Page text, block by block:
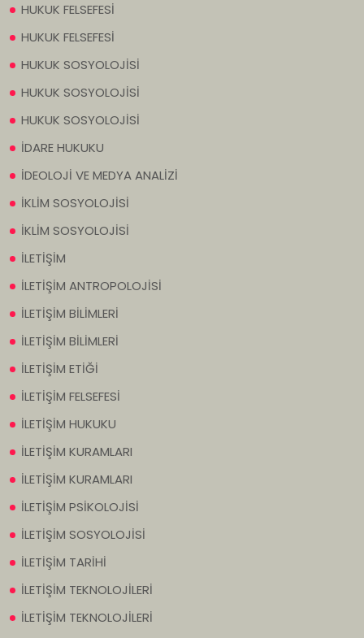
HUKUK FELSEFESİ
HUKUK FELSEFESİ
HUKUK SOSYOLOJİSİ
HUKUK SOSYOLOJİSİ
HUKUK SOSYOLOJİSİ
İDARE HUKUKU
İDEOLOJİ VE MEDYA ANALİZİ
İKLİM SOSYOLOJİSİ
İKLİM SOSYOLOJİSİ
İLETİŞİM
İLETİŞİM ANTROPOLOJİSİ
İLETİŞİM BİLİMLERİ
İLETİŞİM BİLİMLERİ
İLETİŞİM ETİĞİ
İLETİŞİM FELSEFESİ
İLETİŞİM HUKUKU
İLETİŞİM KURAMLARI
İLETİŞİM KURAMLARI
İLETİŞİM PSİKOLOJİSİ
İLETİŞİM SOSYOLOJİSİ
İLETİŞİM TARİHİ
İLETİŞİM TEKNOLOJİLERİ
İLETİŞİM TEKNOLOJİLERİ